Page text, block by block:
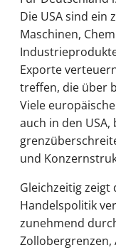
Die USA sind ein
Maschinen,
Exporte
treffen, die über
Viele
auch in den
und
Gleichzeitig zeigt
Handelspolitik
zunehmend